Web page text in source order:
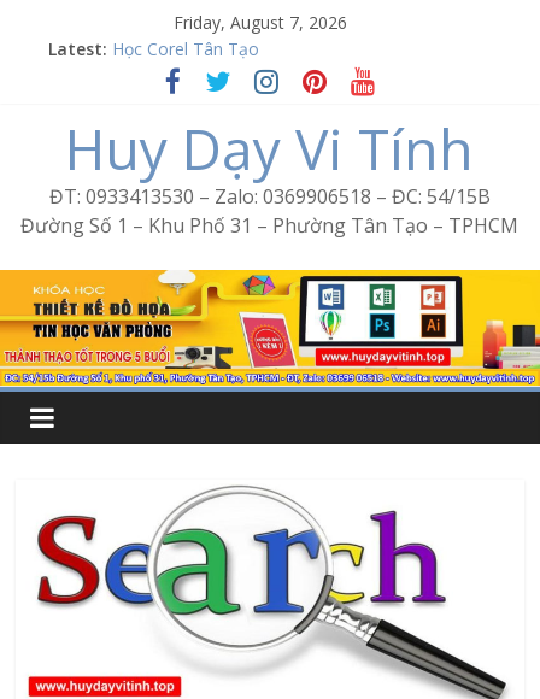
Friday, August 7, 2026
Latest: Word Bình Trị Đông – Tin học văn phòng cấp tốc
Học Corel Tân Tạo
Cách tạo USB Boot bằng Ventoy
Khóa học Photoshop tại Tân Tạo
Excel Bình Trị Đông – Vi tính văn phòng cấp tốc
Huy Dạy Vi Tính
ĐT: 0933413530 – Zalo: 0369906518 – ĐC: 54/15B
Đường Số 1 – Khu Phố 31 – Phường Tân Tạo – TPHCM